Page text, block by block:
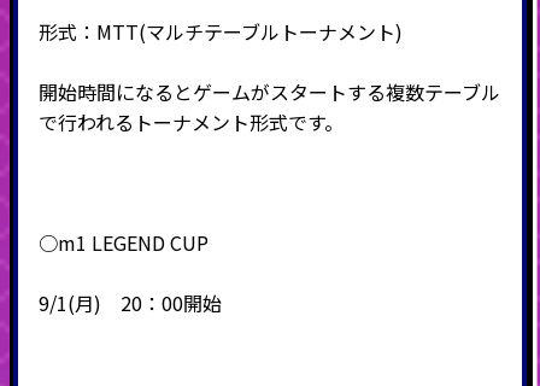
形式： MTT(マルチテーブルトーナメント)
開始時間になるとゲームがスタートする複数テーブル
で行われるトーナメント形式です。
○m1 LEGEND CUP
9/1(月) 20：00開始